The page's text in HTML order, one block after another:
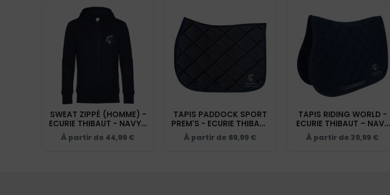
SWEAT ZIPPÉ (HOMME) -
ECURIE THIBAUT - NAVY -
BCU03K
À partir de 44,99 €
TAPIS PADDOCK SPORT
PREM'S - ECURIE THIBAUT
– NAVY - 20474
À partir de 69,99 €
TAPIS RIDING WORLD -
ECURIE THIBAUT – NAVY
- 20453
À partir de 39,99 €